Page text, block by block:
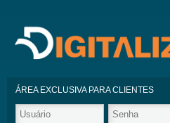
ÁREA EXCLUSIVA PARA CLIENTES